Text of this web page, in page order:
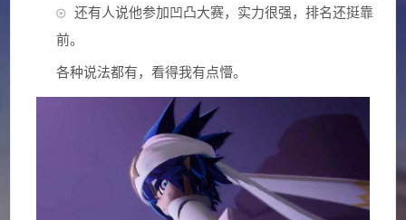
还有人说他参加凹凸大赛，实力很强，排名还挺靠
前。
各种说法都有，看得我有点懵。